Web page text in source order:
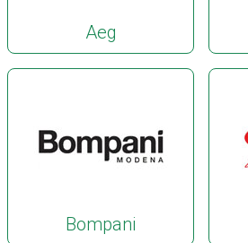
Aeg
Bompani